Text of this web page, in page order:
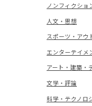
ノンフィクショ
人文・思想
スポーツ・アウ
エンターテイメ
アート・建築・
文学・評論
科学・テクノロ